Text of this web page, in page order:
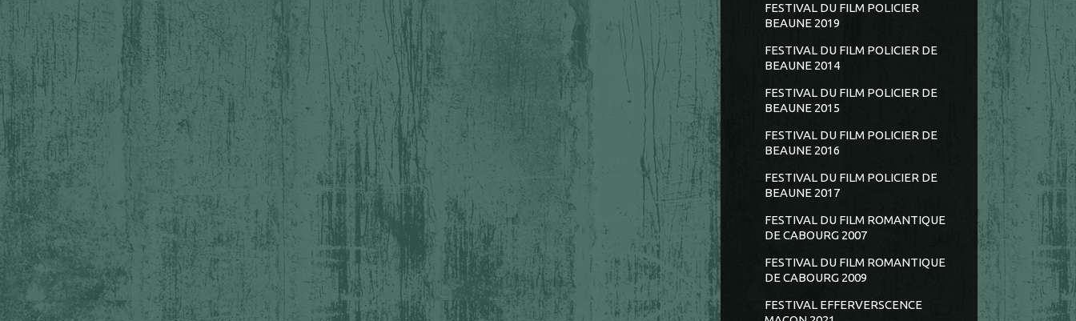
FESTIVAL DU FILM POLICIER
BEAUNE 2019
FESTIVAL DU FILM POLICIER DE
BEAUNE 2014
FESTIVAL DU FILM POLICIER DE
BEAUNE 2015
FESTIVAL DU FILM POLICIER DE
BEAUNE 2016
FESTIVAL DU FILM POLICIER DE
BEAUNE 2017
FESTIVAL DU FILM ROMANTIQUE
DE CABOURG 2007
FESTIVAL DU FILM ROMANTIQUE
DE CABOURG 2009
FESTIVAL EFFERVERSCENCE